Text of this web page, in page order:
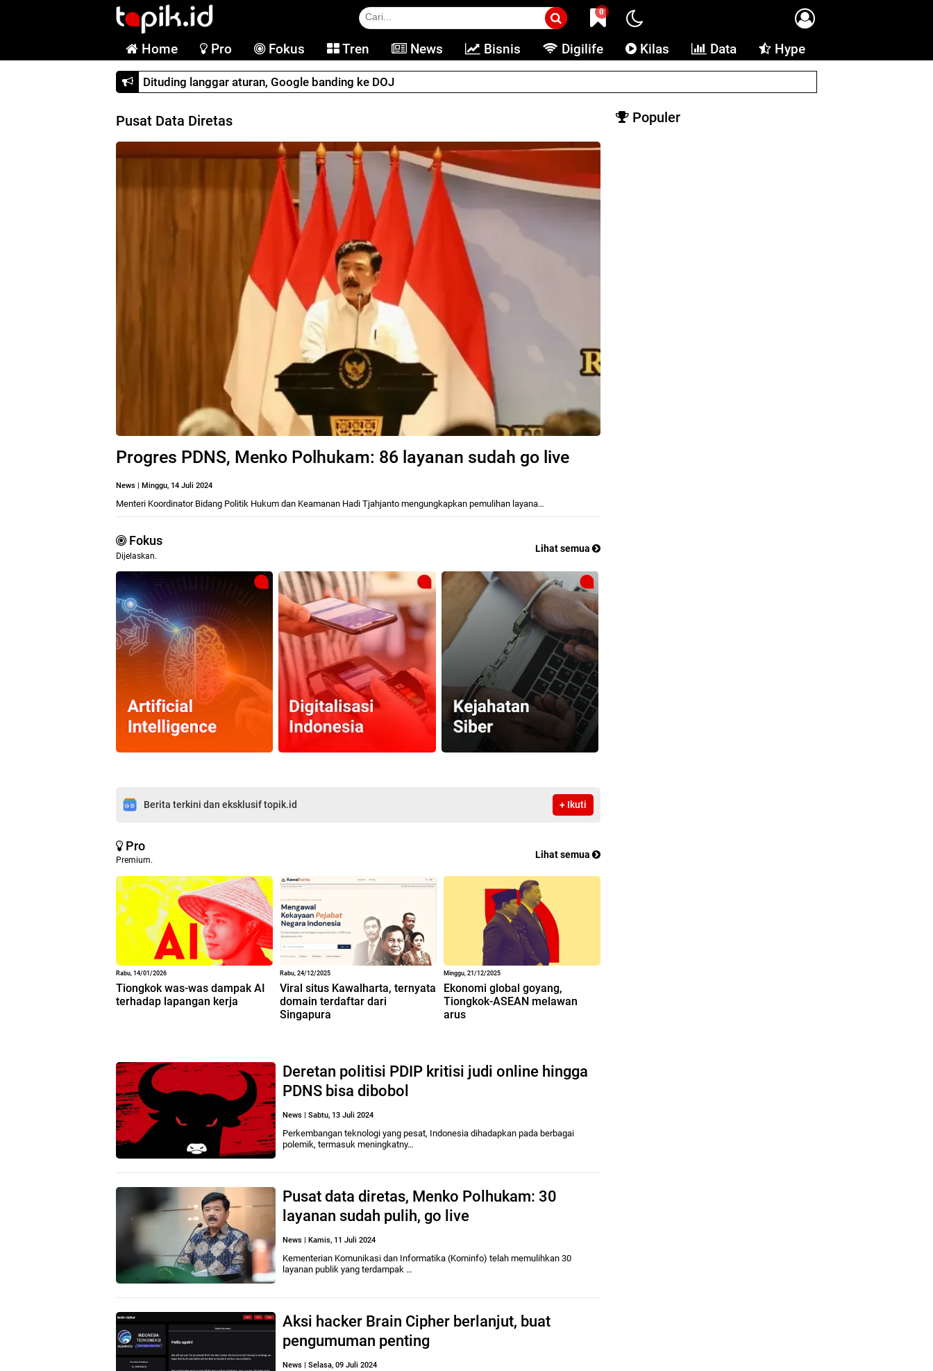
0
Home Pro Fokus Tren News Bisnis Digilife Kilas Data Hype
Dituding langgar aturan, Google banding ke DOJ
Pusat Data Diretas
Progres PDNS, Menko Polhukam: 86 layanan sudah go live
News | Minggu, 14 Juli 2024
Menteri Koordinator Bidang Politik Hukum dan Keamanan Hadi Tjahjanto mengungkapkan pemulihan layana…
Fokus
Dijelaskan.
Lihat semua
Berita terkini dan eksklusif topik.id + Ikuti
Pro
Premium. Lihat semua
Rabu, 14/01/2026
Tiongkok was-was dampak AI
terhadap lapangan kerja
Rabu, 24/12/2025
Viral situs Kawalharta, ternyata
domain terdaftar dari
Singapura
Minggu, 21/12/2025
Ekonomi global goyang,
Tiongkok-ASEAN melawan
arus
Deretan politisi PDIP kritisi judi online hingga
PDNS bisa dibobol
News | Sabtu, 13 Juli 2024
Perkembangan teknologi yang pesat, Indonesia dihadapkan pada berbagai
polemik, termasuk meningkatny…
Pusat data diretas, Menko Polhukam: 30
layanan sudah pulih, go live
News | Kamis, 11 Juli 2024
Kementerian Komunikasi dan Informatika (Kominfo) telah memulihkan 30
layanan publik yang terdampak …
Aksi hacker Brain Cipher berlanjut, buat
pengumuman penting
News | Selasa, 09 Juli 2024
Populer